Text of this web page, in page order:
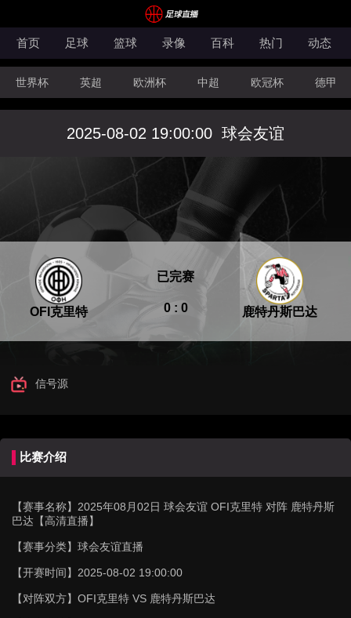
首页 足球 篮球 录像 百科 热门 动态
世界杯 英超 欧洲杯 中超 欧冠杯 德甲
CBA FIBA洲际杯
2025-08-02 19:00:00 球会友谊
OFI克里特 0 : 0
已完赛
鹿特丹斯巴达
信号源
比赛介绍
【赛事名称】 2025年08月02日 球会友谊 OFI克里特 对阵 鹿特丹斯
巴达【高清直播】
【赛事分类】 球会友谊直播
【开赛时间】 2025-08-02 19:00:00
【对阵双方】 OFI克里特 VS 鹿特丹斯巴达